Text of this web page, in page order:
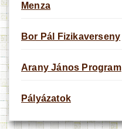
Menza
Bor Pál Fizikaverseny
Arany János Program
Pályázatok